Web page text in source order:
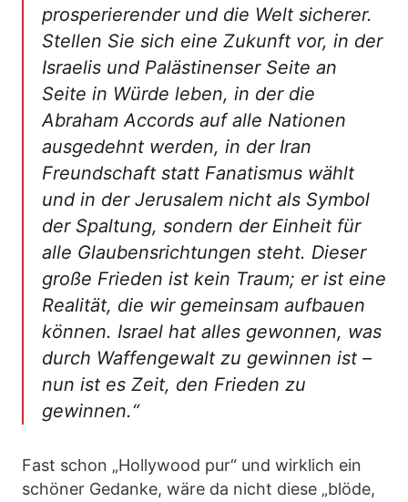
prosperierender und die Welt sicherer.
Stellen Sie sich eine Zukunft vor, in der
Israelis und Palästinenser Seite an
Seite in Würde leben, in der die
Abraham Accords auf alle Nationen
ausgedehnt werden, in der Iran
Freundschaft statt Fanatismus wählt
und in der Jerusalem nicht als Symbol
der Spaltung, sondern der Einheit für
alle Glaubensrichtungen steht. Dieser
große Frieden ist kein Traum; er ist eine
Realität, die wir gemeinsam aufbauen
können. Israel hat alles gewonnen, was
durch Waffengewalt zu gewinnen ist –
nun ist es Zeit, den Frieden zu
gewinnen.“
Fast schon „Hollywood pur“ und wirklich ein
schöner Gedanke, wäre da nicht diese „blöde,